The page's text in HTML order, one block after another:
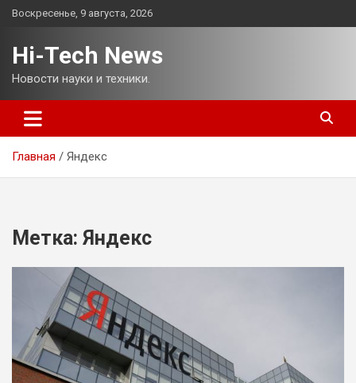
Перейти
Воскресенье, 9 августа, 2026
Hi-Tech News
Новости науки и техники.
Главная Яндекс
Метка: Яндекс